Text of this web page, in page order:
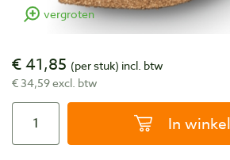
vergroten
€ 41,85 (per stuk) incl. btw
€ 34,59 excl. btw
In